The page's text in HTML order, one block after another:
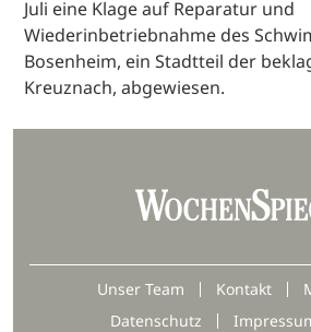
Juli eine Klage auf Reparatur und
Wiederinbetriebnahme des
Bosenheim, ein Stadtteil der
Kreuznach, abgewiesen.
Unser Team Kontakt
Datenschutz